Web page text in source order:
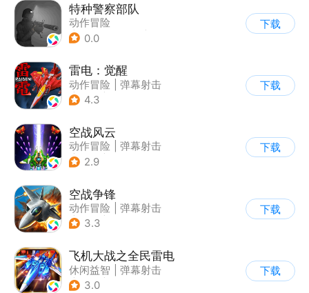
特种警察部队
动作冒险
| 第一人称射击
0.0
下载
雷电：觉醒
动作冒险
弹幕射击
| 科幻
4.3
下载
空战风云
动作冒险
弹幕射击
| 科幻
2.9
下载
空战争锋
动作冒险
弹幕射击
| 空战
3.3
下载
飞机大战之全民雷电
休闲益智
弹幕射击
| 冒险
3.0
下载